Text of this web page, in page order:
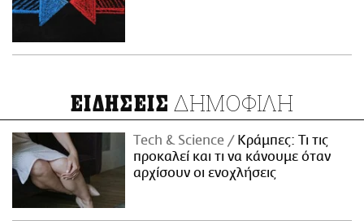
ΕΙΔΗΣΕΙΣ ΔΗΜΟΦΙΛΗ
Τech & Science
Κράμπες: Τι τις
προκαλεί και τι να κάνουμε όταν
αρχίσουν οι ενοχλήσεις